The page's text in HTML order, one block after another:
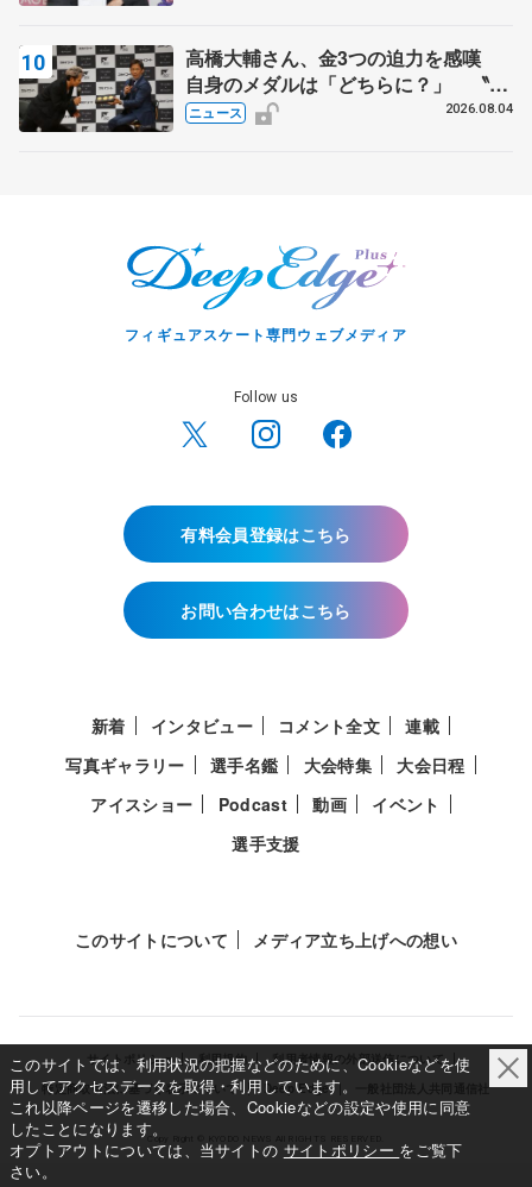
高橋大輔さん、金3つの迫力を感嘆
自身のメダルは「どちらに？」 〝リ
ス兄弟〟オリンピック3連覇の野村忠
ニュース 2026.08.04
フィギュアスケート専門ウェブメディア
Follow us
有料会員登録はこちら
お問い合わせはこちら
新着 インタビュー コメント全文
連載
写真ギャラリー
選手名鑑 大会特集
大会日程
アイスショー
Podcast 動画
イベント
選手支援
このサイトについて メディア立ち上げへの想い
サイトポリシー 利用規約
利用者情報の外部送信について
特定商取引法に基づく表示について
Deep Edge 一般社団法人共同通信社
Copy Right © KYODO NEWS All RIGHTS RESERVED.
このサイトでは、利用状況の把握などのために、Cookieなどを使
用してアクセスデータを取得・利用しています。
これ以降ページを遷移した場合、Cookieなどの設定や使用に同意
したことになります。
オプトアウトについては、当サイトの サイトポリシー をご覧下
さい。